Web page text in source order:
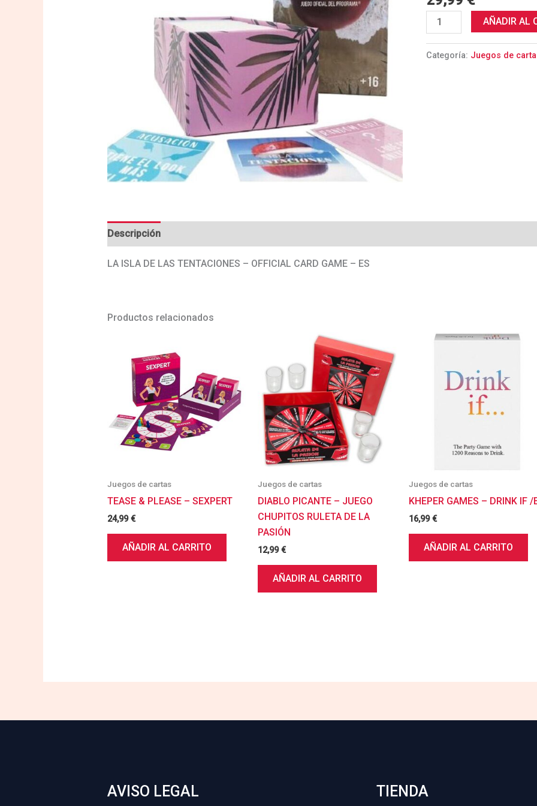
DE
CARTAS
OFICIAL
-
AÑADIR AL
Categoría: Juegos de
Descripción
LA ISLA DE LAS TENTACIONES – OFFICIAL CARD GAME – ES
Productos relacionados
Juegos de cartas
TEASE & PLEASE – SEXPERT
24,99€
AÑADIR AL CARRITO
Juegos de cartas
DIABLO PICANTE – JUEGO
CHUPITOS RULETA DE LA
PASIÓN
12,99€
AÑADIR AL CARRITO
Juegos de cartas
KHEPER GAMES – DRINK IF /
16,99€
AÑADIR AL CARRITO
AVISO LEGAL TIENDA